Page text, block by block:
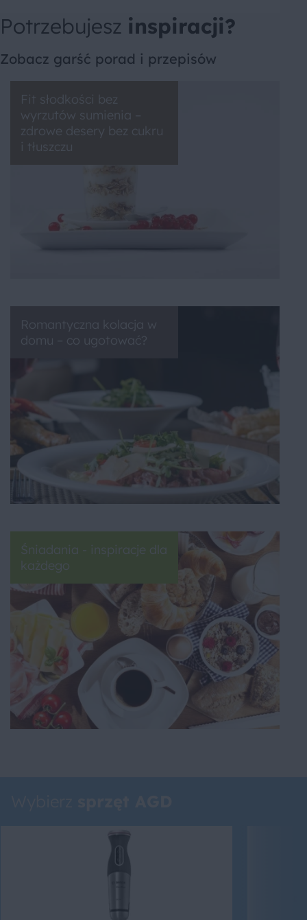
Potrzebujesz inspiracji?
Zobacz garść porad i przepisów
Fit słodkości bez
wyrzutów sumienia –
zdrowe desery bez cukru
i tłuszczu
Romantyczna kolacja w
domu – co ugotować?
Śniadania - inspiracje dla
każdego